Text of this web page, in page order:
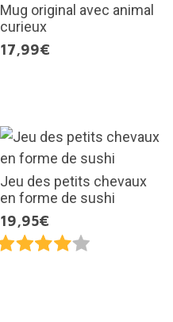
Mug original avec animal
curieux
17,99€
Jeu des petits chevaux
en forme de sushi
19,95€